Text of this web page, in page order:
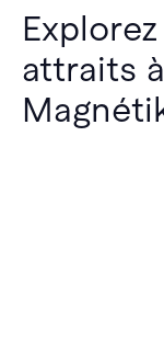
attraits